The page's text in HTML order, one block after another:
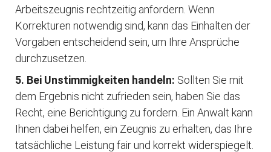
Arbeitszeugnis rechtzeitig anfordern. Wenn
Korrekturen notwendig sind, kann das Einhalten der
Vorgaben entscheidend sein, um Ihre Ansprüche
durchzusetzen.
5. Bei Unstimmigkeiten handeln: Sollten Sie mit
dem Ergebnis nicht zufrieden sein, haben Sie das
Recht, eine Berichtigung zu fordern. Ein Anwalt kann
Ihnen dabei helfen, ein Zeugnis zu erhalten, das Ihre
tatsächliche Leistung fair und korrekt widerspiegelt.